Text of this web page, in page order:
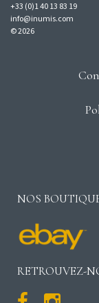
+33 (0)1 40 13 83 19
info@inumis.com
© 2026
NOS
RETROUVEZ-